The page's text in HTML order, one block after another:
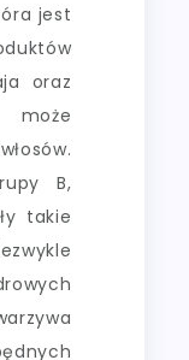
jest
oraz
B,
takie